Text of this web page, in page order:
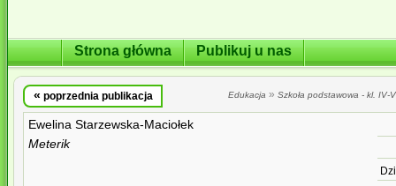
Strona główna Publikuj u nas
« poprzednia publikacja Edukacja » Szkoła podstawowa - kl. IV-
Ewelina Starzewska-Maciołek
Meterik